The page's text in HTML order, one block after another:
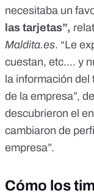
necesitaba un
las tarjetas”,
Maldita.es. “Le
cuestan, etc.... y
la información del
de la empresa”,
descubrieron el
cambiaron de
empresa”.
Cómo los